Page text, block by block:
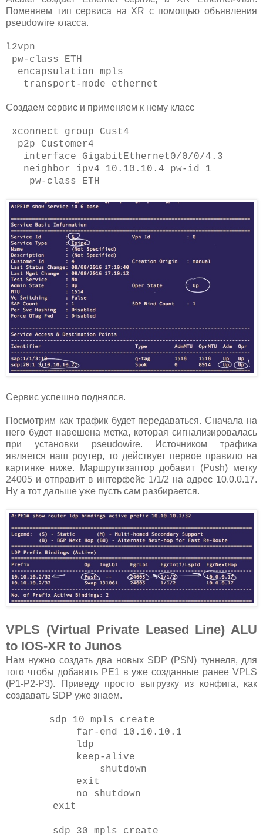
Поменяем тип сервиса на XR с помощью объявления
pseudowire класса.
l2vpn
pw-class ETH
encapsulation mpls
transport-mode ethernet
Создаем сервис и применяем к нему класс
xconnect group Cust4
p2p Customer4
interface GigabitEthernet0/0/0/4.3
neighbor ipv4 10.10.10.4 pw-id 1
pw-class ETH
Сервис успешно поднялся.
Посмотрим как трафик будет передаваться. Сначала на
него будет навешена метка, которая сигнализировалась
при установки pseudowire. Источником трафика
является наш роутер, то действует первое правило на
картинке ниже. Маршрутизаптор добавит (Push) метку
24005 и отправит в интерфейс 1/1/2 на адрес 10.0.0.17.
Ну а тот дальше уже пусть сам разбирается.
VPLS (Virtual Private Leased Line) ALU
to IOS-XR to Junos
Нам нужно создать два новых SDP (PSN) туннеля, для
того чтобы добавить PE1 в уже созданные ранее VPLS
(P1-P2-P3). Приведу просто выгрузку из конфига, как
создавать SDP уже знаем.
sdp 10 mpls create
far-end 10.10.10.1
ldp
keep-alive
shutdown
exit
no shutdown
exit
sdp 30 mpls create